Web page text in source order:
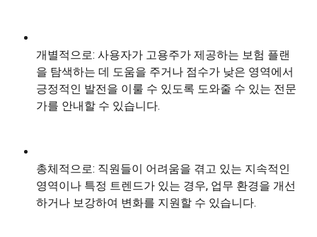
개별적으로: 사용자가 고용주가 제공하는 보험 플랜
을 탐색하는 데 도움을 주거나 점수가 낮은 영역에서
긍정적인 발전을 이룰 수 있도록 도와줄 수 있는 전문
가를 안내할 수 있습니다.
총체적으로: 직원들이 어려움을 겪고 있는 지속적인
영역이나 특정 트렌드가 있는 경우, 업무 환경을 개선
하거나 보강하여 변화를 지원할 수 있습니다.